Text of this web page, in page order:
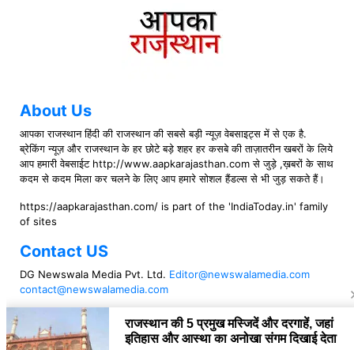
About Us
आपका राजस्थान हिंदी की राजस्थान की सबसे बड़ी न्यूज़ वेबसाइट्स में से एक है.
ब्रेकिंग न्यूज़ और राजस्थान के हर छोटे बड़े शहर हर कसबे की ताज़ातरीन खबरों के लिये
आप हमारी वेबसाईट http://www.aapkarajasthan.com से जुड़े ,ख़बरों के साथ
कदम से कदम मिला कर चलने के लिए आप हमारे सोशल हैंडल्स से भी जुड़ सकते हैं।
https://aapkarajasthan.com/ is part of the 'IndiaToday.in' family
of sites
Contact US
DG Newswala Media Pvt. Ltd. Editor@newswalamedia.com
contact@newswalamedia.com
Follow US